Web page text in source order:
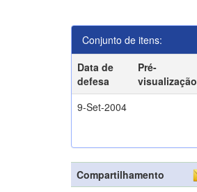
Conjunto de itens:
Data de
defesa
Pré-
visualização
9-Set-2004
Compartilhamento